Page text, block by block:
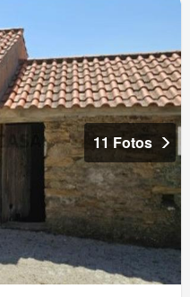
11 Fotos